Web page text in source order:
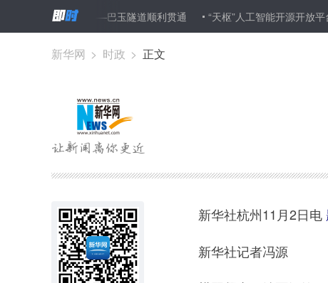
一级高风险隧道——巴玉隧道顺利贯通 “天枢”人工智能开源开放平
新华网 > 时政 > 正文
新华社杭州11月2日电
新华社记者冯源